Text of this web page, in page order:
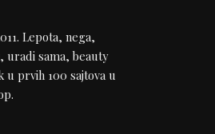
Lepota, nega,
uradi sama, beauty
u prvih 100 sajtova u